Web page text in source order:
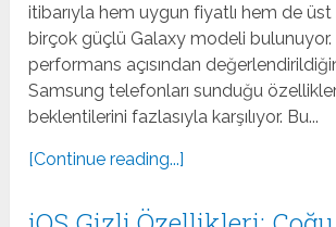
itibarıyla hem uygun fiyatlı hem de
birçok güçlü Galaxy modeli
performans açısından
Samsung telefonları sunduğu
beklentilerini fazlasıyla karşılıyor. Bu...
[Continue reading...]